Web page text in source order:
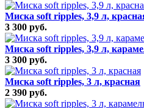
Миска soft ripples, 3,9 л,
3 300 руб.
Миска soft ripples, 3,9 л,
3 300 руб.
Миска soft ripples, 3 л, красная
2 390 руб.